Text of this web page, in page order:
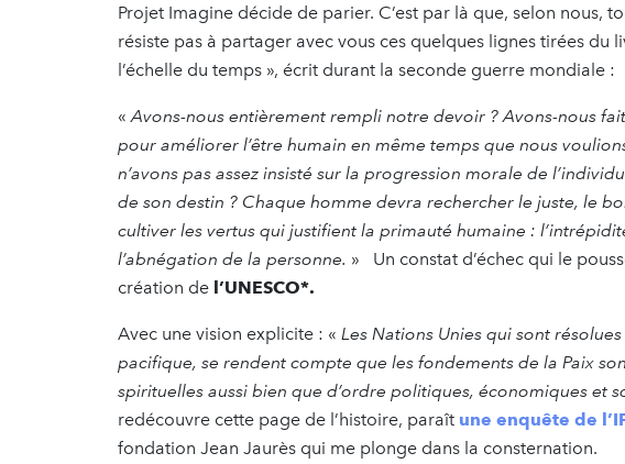
Projet Imagine décide de parier. C’est par là que, selon nous,
résiste pas à partager avec vous ces quelques lignes tirées du
l’échelle du temps », écrit durant la seconde guerre mondiale :
«Avons-nous entièrement rempli notre devoir ? Avons-nous
pour améliorer l’être humain en même temps que nous
n’avons pas assez insisté sur la progression morale de
de son destin ? Chaque homme devra rechercher le juste, le
cultiver les vertus qui justifient la primauté humaine :
l’abnégation de la personne. » Un constat d’échec qui le
création de l’UNESCO*.
Avec une vision explicite : « Les Nations Unies qui sont
pacifique, se rendent compte que les fondements de la Paix
spirituelles aussi bien que d’ordre politiques, économiques et
redécouvre cette page de l’histoire, paraît une enquête de
fondation Jean Jaurès qui me plonge dans la consternation.